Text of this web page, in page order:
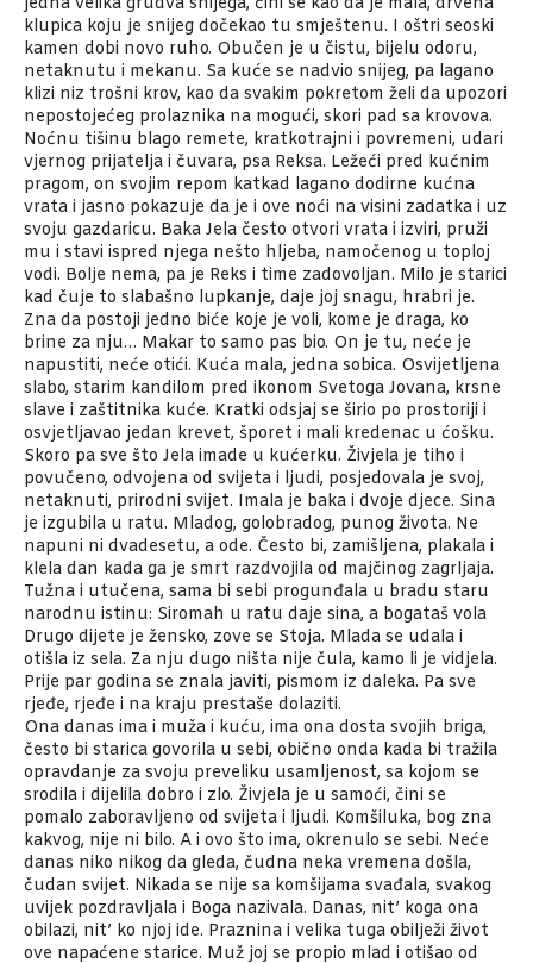
klupica koju je snijeg dočekao tu smještenu. I oštri seoski
kamen dobi novo ruho. Obučen je u čistu, bijelu odoru,
netaknutu i mekanu. Sa kuće se nadvio snijeg, pa lagano
klizi niz trošni krov, kao da svakim pokretom želi da upozori
nepostojećeg prolaznika na mogući, skori pad sa krovova.
Noćnu tišinu blago remete, kratkotrajni i povremeni, udari
vjernog prijatelja i čuvara, psa Reksa. Ležeći pred kućnim
pragom, on svojim repom katkad lagano dodirne kućna
vrata i jasno pokazuje da je i ove noći na visini zadatka i uz
svoju gazdaricu. Baka Jela često otvori vrata i izviri, pruži
mu i stavi ispred njega nešto hljeba, namočenog u toploj
vodi. Bolje nema, pa je Reks i time zadovoljan. Milo je starici
kad čuje to slabašno lupkanje, daje joj snagu, hrabri je.
Zna da postoji jedno biće koje je voli, kome je draga, ko
brine za nju… Makar to samo pas bio. On je tu, neće je
napustiti, neće otići. Kuća mala, jedna sobica. Osvijetljena
slabo, starim kandilom pred ikonom Svetoga Jovana, krsne
slave i zaštitnika kuće. Kratki odsjaj se širio po prostoriji i
osvjetljavao jedan krevet, šporet i mali kredenac u ćošku.
Skoro pa sve što Jela imade u kućerku. Živjela je tiho i
povučeno, odvojena od svijeta i ljudi, posjedovala je svoj,
netaknuti, prirodni svijet. Imala je baka i dvoje djece. Sina
je izgubila u ratu. Mladog, golobradog, punog života. Ne
napuni ni dvadesetu, a ode. Često bi, zamišljena, plakala i
klela dan kada ga je smrt razdvojila od majčinog zagrljaja.
Tužna i utučena, sama bi sebi progunđala u bradu staru
narodnu istinu: Siromah u ratu daje sina, a bogataš vola
Drugo dijete je žensko, zove se Stoja. Mlada se udala i
otišla iz sela. Za nju dugo ništa nije čula, kamo li je vidjela.
Prije par godina se znala javiti, pismom iz daleka. Pa sve
rjeđe, rjeđe i na kraju prestaše dolaziti.
Ona danas ima i muža i kuću, ima ona dosta svojih briga,
često bi starica govorila u sebi, obično onda kada bi tražila
opravdanje za svoju preveliku usamljenost, sa kojom se
srodila i dijelila dobro i zlo. Živjela je u samoći, čini se
pomalo zaboravljeno od svijeta i ljudi. Komšiluka, bog zna
kakvog, nije ni bilo. A i ovo što ima, okrenulo se sebi. Neće
danas niko nikog da gleda, čudna neka vremena došla,
čudan svijet. Nikada se nije sa komšijama svađala, svakog
uvijek pozdravljala i Boga nazivala. Danas, nit’ koga ona
obilazi, nit’ ko njoj ide. Praznina i velika tuga obilježi život
ove napaćene starice. Muž joj se propio mlad i otišao od